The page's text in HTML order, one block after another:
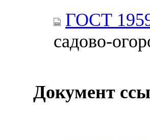
ГОСТ
садово-
Документ